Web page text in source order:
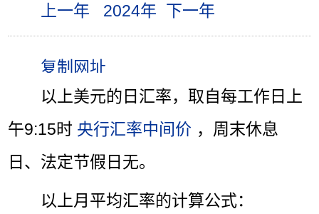
上一年
2024年 下一年
以上美元的日汇率，取自每工作日上
午9:15时 央行汇率中间价 ，周末休息
日、法定节假日无。
以上月平均汇率的计算公式：